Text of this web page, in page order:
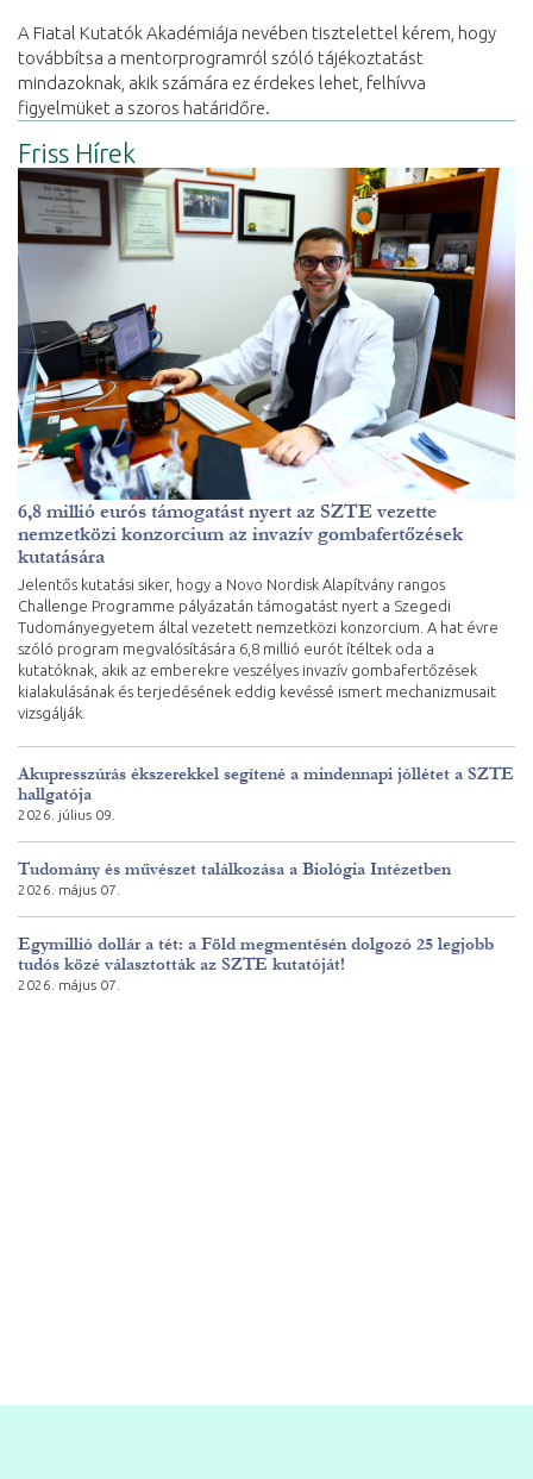
A Fiatal Kutatók Akadémiája nevében tisztelettel kérem, hogy
továbbítsa a mentorprogramról szóló tájékoztatást
mindazoknak, akik számára ez érdekes lehet, felhívva
figyelmüket a szoros határidőre.
Friss Hírek
6,8 millió eurós támogatást nyert az SZTE vezette
nemzetközi konzorcium az invazív gombafertőzések
kutatására
Jelentős kutatási siker, hogy a Novo Nordisk Alapítvány rangos
Challenge Programme pályázatán támogatást nyert a Szegedi
Tudományegyetem által vezetett nemzetközi konzorcium. A hat évre
szóló program megvalósítására 6,8 millió eurót ítéltek oda a
kutatóknak, akik az emberekre veszélyes invazív gombafertőzések
kialakulásának és terjedésének eddig kevéssé ismert mechanizmusait
vizsgálják.
Akupresszúrás ékszerekkel segítené a mindennapi jóllétet a SZTE
hallgatója
2026. július 09.
Tudomány és művészet találkozása a Biológia Intézetben
2026. május 07.
Egymillió dollár a tét: a Föld megmentésén dolgozó 25 legjobb
tudós közé választották az SZTE kutatóját!
2026. május 07.